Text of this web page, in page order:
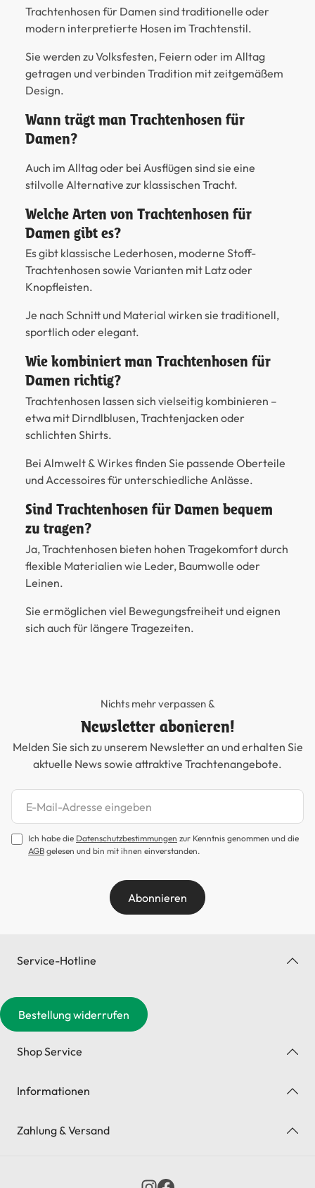
Trachtenhosen für Damen sind traditionelle oder
modern interpretierte Hosen im Trachtenstil.
Sie werden zu Volksfesten, Feiern oder im Alltag
getragen und verbinden Tradition mit zeitgemäßem
Design.
Wann trägt man Trachtenhosen für
Damen?
Auch im Alltag oder bei Ausflügen sind sie eine
stilvolle Alternative zur klassischen Tracht.
Welche Arten von Trachtenhosen für
Damen gibt es?
Es gibt klassische Lederhosen, moderne Stoff-
Trachtenhosen sowie Varianten mit Latz oder
Knopfleisten.
Je nach Schnitt und Material wirken sie traditionell,
sportlich oder elegant.
Wie kombiniert man Trachtenhosen für
Damen richtig?
Trachtenhosen lassen sich vielseitig kombinieren –
etwa mit Dirndlblusen, Trachtenjacken oder
schlichten Shirts.
Bei Almwelt & Wirkes finden Sie passende Oberteile
und Accessoires für unterschiedliche Anlässe.
Sind Trachtenhosen für Damen bequem
zu tragen?
Ja, Trachtenhosen bieten hohen Tragekomfort durch
flexible Materialien wie Leder, Baumwolle oder
Leinen.
Sie ermöglichen viel Bewegungsfreiheit und eignen
sich auch für längere Tragezeiten.
Nichts mehr verpassen &
Newsletter abonieren!
Melden Sie sich zu unserem Newsletter an und erhalten Sie
aktuelle News sowie attraktive Trachtenangebote.
Newsletter abonnieren
Ich habe die Datenschutzbestimmungen zur Kenntnis genommen und die
AGB gelesen und bin mit ihnen einverstanden.
Abonnieren
Service-Hotline
Bestellung widerrufen
Shop Service
Informationen
Zahlung & Versand